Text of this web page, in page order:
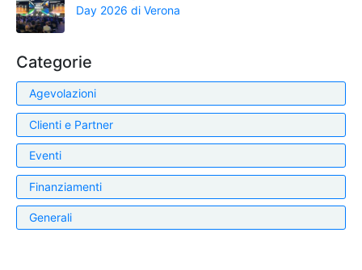
Day 2026 di Verona
Categorie
Agevolazioni
Clienti e Partner
Eventi
Finanziamenti
Generali